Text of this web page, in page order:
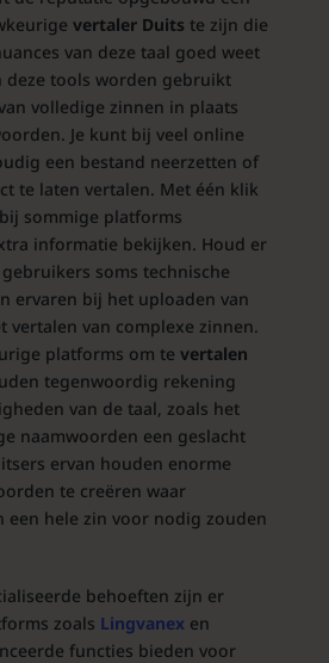
vertaler Duits te zijn die
van deze taal goed weet
deze tools worden gebruikt
volledige zinnen in plaats
Je kunt bij veel online
een bestand neerzetten of
te laten vertalen. Met één klik
sommige platforms
informatie bekijken. Houd er
soms technische
ervaren bij het uploaden van
vertalen van complexe zinnen.
platforms om te vertalen
tegenwoordig rekening
van de taal, zoals het
naamwoorden een geslacht
ervan houden enorme
te creëren waar
een hele zin voor nodig zouden
behoeften zijn er
zoals Lingvanexen
functies bieden voor